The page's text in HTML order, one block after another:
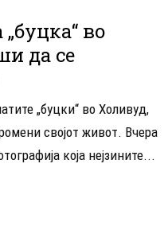
во
да се
„буцки“ во Холивуд,
својот живот. Вчера
која нејзините...